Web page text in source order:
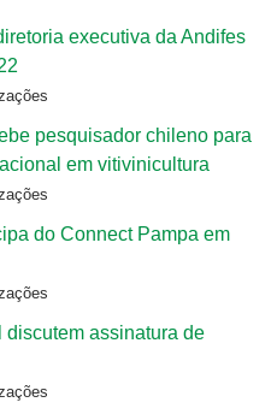
executiva da Andifes
pesquisador chileno para
em vitivinicultura
do Connect Pampa em
assinatura de